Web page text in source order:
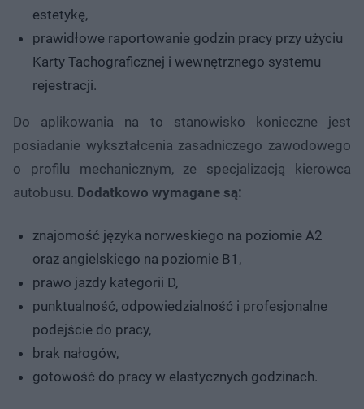
estetykę,
prawidłowe raportowanie godzin pracy przy użyciu
Karty Tachograficznej i wewnętrznego systemu
rejestracji.
Do aplikowania na to stanowisko konieczne jest
posiadanie wykształcenia zasadniczego zawodowego
o profilu mechanicznym, ze specjalizacją kierowca
autobusu. Dodatkowo wymagane są:
znajomość języka norweskiego na poziomie A2
oraz angielskiego na poziomie B1,
prawo jazdy kategorii D,
punktualność, odpowiedzialność i profesjonalne
podejście do pracy,
brak nałogów,
gotowość do pracy w elastycznych godzinach.